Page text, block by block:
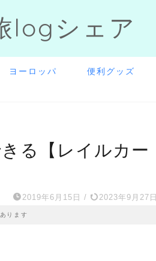
logシェア
ヨーロッパ 便利グッズ
る【レイルカー
2019年6月15日 / 2023年9月27日
ります